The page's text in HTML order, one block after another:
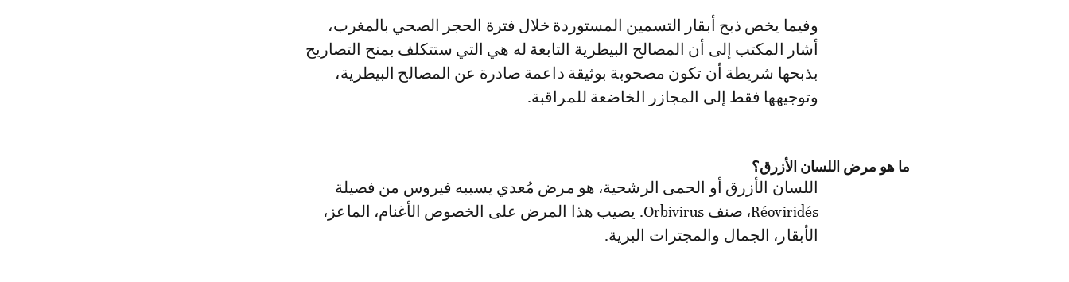
وفيما يخص ذبح أبقار التسمين المستوردة خلال فترة الحجر الصحي بالمغرب،
أشار المكتب إلى أن المصالح البيطرية التابعة له هي التي ستتكلف بمنح التصاريح
بذبحها شريطة أن تكون مصحوبة بوثيقة داعمة صادرة عن المصالح البيطرية،
وتوجيهها فقط إلى المجازر الخاضعة للمراقبة.
ما هو مرض اللسان الأزرق؟
اللسان الأزرق أو الحمى الرشحية، هو مرض مُعدي يسببه فيروس من فصيلة
Réoviridés، صنف Orbivirus. يصيب هذا المرض على الخصوص الأغنام، الماعز،
الأبقار، الجمال والمجترات البرية.